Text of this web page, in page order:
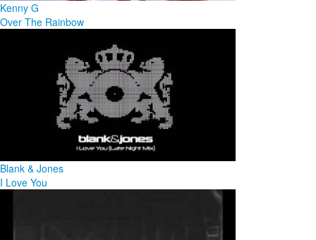
Kenny G
Over The Rainbow
Blank & Jones
I Love You